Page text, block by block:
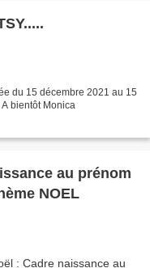
du 15 décembre 2021 au 15
bientôt Monica
au prénom
NOEL